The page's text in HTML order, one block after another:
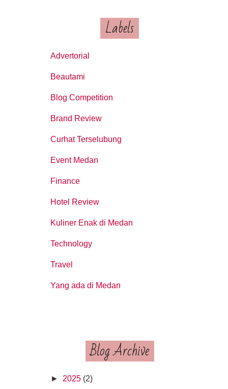
Labels
Advertorial
Beautami
Blog Competition
Brand Review
Curhat Terselubung
Event Medan
Finance
Hotel Review
Kuliner Enak di Medan
Technology
Travel
Yang ada di Medan
Blog Archive
► 2025 (2)